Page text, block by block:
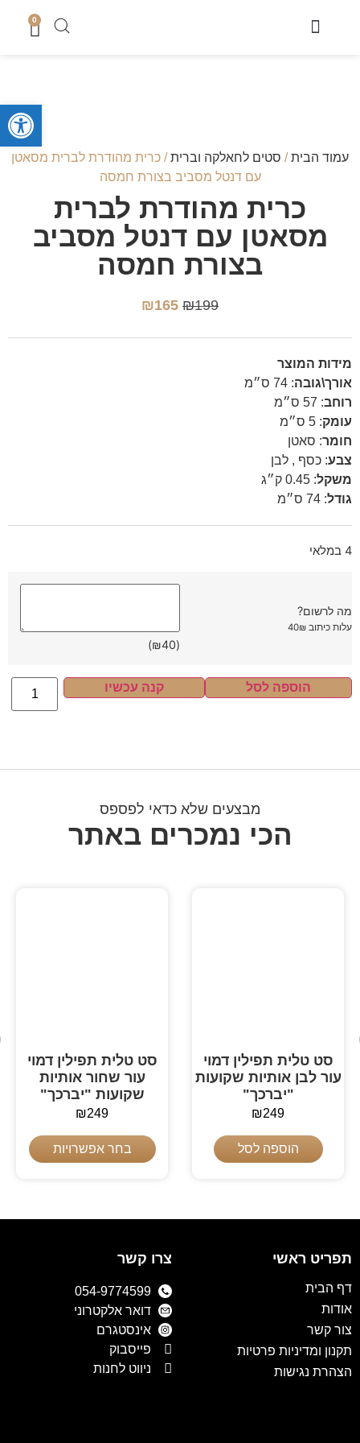
0
עמוד הבית/ סטים לחאלקה וברית/ כרית מהודרת לברית מסאטן
עם דנטל מסביב בצורת חמסה
כרית מהודרת לברית
מסאטן עם דנטל מסביב
בצורת חמסה
₪199
₪165
מידות המוצר
אורך\גובה: 74 ס״מ
רוחב: 57 ס״מ
עומק: 5 ס״מ
חומר: סאטן
צבע: כסף , לבן
משקל: 0.45 ק״ג
גודל: 74 ס״מ
4 במלאי
מה לרשום?
עלות כיתוב 40₪
(
₪40
)
הוספה לסל קנה עכשיו
מבצעים שלא כדאי לפספס
הכי נמכרים באתר
סט טלית תפילין דמוי
עור לבן אותיות שקועות
"יברכך"
₪249
הוספה לסל
סט טלית תפילין דמוי
עור שחור אותיות
שקועות "יברכך"
₪249
בחר אפשרויות
תפריט ראשי
דף הבית
אודות
צור קשר
תקנון ומדיניות פרטיות
הצהרת נגישות
צרו קשר
054-9774599
דואר אלקטרוני
אינסטגרם
פייסבוק
ניווט לחנות
פתח